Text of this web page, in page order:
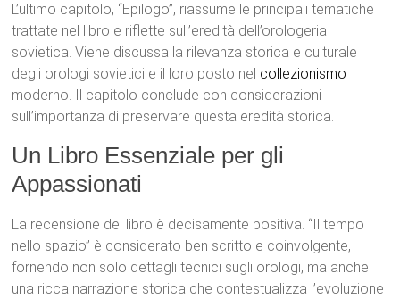
L’ultimo capitolo, “Epilogo”, riassume le principali tematiche
trattate nel libro e riflette sull’eredità dell’orologeria
sovietica. Viene discussa la rilevanza storica e culturale
degli orologi sovietici e il loro posto nel collezionismo
moderno. Il capitolo conclude con considerazioni
sull’importanza di preservare questa eredità storica.
Un Libro Essenziale per gli
Appassionati
La recensione del libro è decisamente positiva. “Il tempo
nello spazio” è considerato ben scritto e coinvolgente,
fornendo non solo dettagli tecnici sugli orologi, ma anche
una ricca narrazione storica che contestualizza l’evoluzione